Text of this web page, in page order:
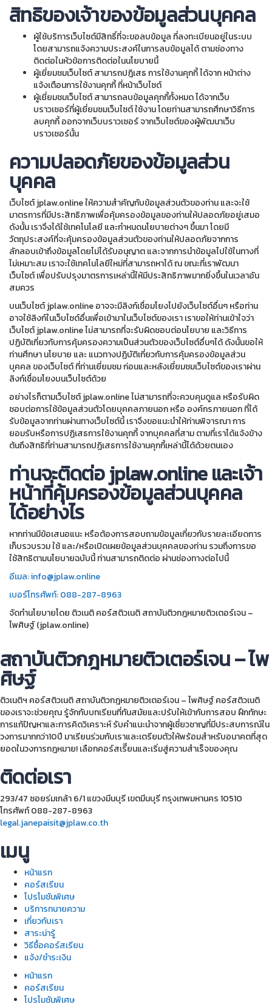
สิทธิของเจ้าของข้อมูลส่วนบุคคล
ผู้ใช้บริการเว็บไซต์มีสิทธิ์ที่จะขอลบข้อมูล ที่ลงทะเบียนอยู่ในระบบ
โดยสามารถแจ้งความประสงค์ในการลบข้อมูลได้ ตามช่องทาง
ติดต่อในหัวข้อการติดต่อในนโยบายนี้
ผู้เยี่ยมชมเว็บไซต์ สามารถปฎิเสธ การใช้งานคุกกี้ ได้จาก หน้าต่าง
แจ้งเตือนการใช้งานคุกกี้ ที่หน้าเว็บไซต์
ผู้เยี่ยมชมเว็บไซต์ สามารถลบข้อมูลคุกกี้ทั้งหมด ได้จากเว็บ
บราวเซอร์ที่ผู้เยี่ยมชมเว็บไซต์ ใช้งาน โดยท่านสามารถศึกษาวิธีการ
ลบคุกกี้ ออกจากเว็บบราวเซอร์ จากเว็บไซต์ของผู้พัฒนาเว็บ
บราวเซอร์นั้น
ความปลอดภัยของข้อมูลส่วน
บุคคล
เว็บไซต์ jplaw.online ให้ความสำคัญกับข้อมูลส่วนตัวของท่าน และจะใช้
มาตรการที่มีประสิทธิภาพเพื่อคุ้มครองข้อมูลของท่านให้ปลอดภัยอยู่เสมอ
ดังนั้น เราจึงได้ใช้เทคโนโลยี และกำหนดนโยบายต่างๆ ขึ้นมา โดยมี
วัตถุประสงค์ที่จะคุ้มครองข้อมูลส่วนตัวของท่านให้ปลอดภัยจากการ
ลักลอบเข้าถึงข้อมูลโดยไม่ได้รับอนุญาต และจากการนำข้อมูลไปใช้ในทางที่
ไม่เหมาะสม เราจะใช้เทคโนโลยีใหม่ที่สามารถหาได้ ณ ขณะที่เราพัฒนา
เว็บไซต์ เพื่อปรับปรุงมาตรการเหล่านี้ให้มีประสิทธิภาพมากยิ่งขึ้นในเวลาอัน
สมควร
บนเว็บไซต์ jplaw.online อาจจะมีลิงก์เชื่อมโยงไปยังเว็บไซต์อื่นๆ หรือท่าน
อาจใช้ลิงก์ในเว็บไซต์อื่นเพื่อเข้ามาในเว็บไซต์ของเรา เราขอให้ท่านเข้าใจว่า
เว็บไซต์ jplaw.online ไม่สามารถที่จะรับผิดชอบต่อนโยบาย และวิธีการ
ปฏิบัติเกี่ยวกับการคุ้มครองความเป็นส่วนตัวของเว็บไซต์อื่นๆได้ ดังนั้นขอให้
ท่านศึกษา นโยบาย และ แนวทางปฏิบัติเกี่ยวกับการคุ้มครองข้อมูลส่วน
บุคคล ของเว็บไซต์ ที่ท่านเยี่ยมชม ก่อนและหลังเยี่ยมชมเว็บไซต์ของเราผ่าน
ลิงก์เชื่อมโยงบนเว็บไซต์ด้วย
อย่างไรก็ตามเว็บไซต์ jplaw.online ไม่สามารถที่จะควบคุมดูแล หรือรับผิด
ชอบต่อการใช้ข้อมูลส่วนตัวโดยบุคคลภายนอก หรือ องค์กรภายนอก ที่ได้
รับข้อมูลจากท่านผ่านทางเว็บไซต์นี้ เราจึงขอแนะนำให้ท่านพิจารณา การ
ยอมรับหรือการปฏิเสธการใช้งานคุกกี้ จากบุคคลที่สาม ตามที่เราได้แจ้งข้าง
ต้นถึงสิทธิที่ท่านสามารถปฏิเสธการใช้งานคุกกี้เหล่านี้ได้ด้วยตนเอง
ท่านจะติดต่อ jplaw.online และเจ้า
หน้าที่คุ้มครองข้อมูลส่วนบุคคล
ได้อย่างไร
หากท่านมีข้อเสนอแนะ หรือต้องการสอบถามข้อมูลเกี่ยวกับรายละเอียดการ
เก็บรวบรวม ใช้ และ/หรือเปิดเผยข้อมูลส่วนบุคคลของท่าน รวมถึงการขอ
ใช้สิทธิตามนโยบายฉบับนี้ ท่านสามารถติดต่อ ผ่านช่องทางต่อไปนี้
อีเมล: info@jplaw.online
เบอร์โทรศัพท์: 088-287-8963
จัดทำนโยบายโดย ติวเนติ คอร์สติวเนติ สถาบันติวกฎหมายติวเตอร์เจน –
ไพศิษฐ์ (jplaw.online)
สถาบันติวกฎหมายติวเตอร์เจน – ไพ
ศิษฐ์
ติวเนติฯ คอร์สติวเนติ สถาบันติวกฎหมายติวเตอร์เจน – ไพศิษฐ์ คอร์สติวเนติ
ของเราจะช่วยคุณ รู้จักกับบทเรียนที่ทันสมัยและปรับให้เข้ากับการสอบ ฝึกทักษะ
การแก้ปัญหาและการคิดวิเคราะห์ รับคำแนะนำจากผู้เชี่ยวชาญที่มีประสบการณ์ใน
วงการมากกว่า10ปี มาเรียนร่วมกับเราและเตรียมตัวให้พร้อมสำหรับอนาคตที่สุด
ยอดในวงการกฎหมาย! เลือกคอร์สเรีียนและเริ่มสู่ความสำเร็จของคุณ
ติดต่อเรา
293/47 ซอยร่มเกล้า 6/1 แขวงมีนบุรี เขตมีนบุรี กรุงเทพมหานคร 10510
โทรศัพท์ 088-287-8963
legal.janepaisit@jplaw.co.th
เมนู
หน้าแรก
คอร์สเรียน
โปรโมชันพิเศษ
บริการทนายความ
เกี่ยวกับเรา
สาระน่ารู้
วิธีซื้อคอร์สเรียน
แจ้ง/ชำระเงิน
หน้าแรก
คอร์สเรียน
โปรโมชันพิเศษ